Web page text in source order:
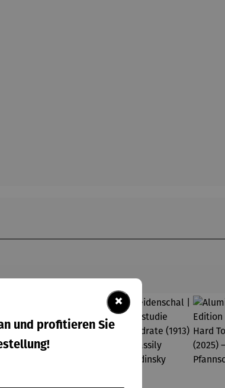
×
und profitieren Sie